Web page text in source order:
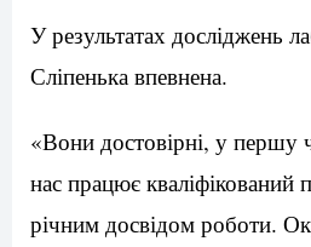
У результатах досліджень
Сліпенька впевнена.
«Вони достовірні, у першу
нас працює кваліфікований
річним досвідом роботи.